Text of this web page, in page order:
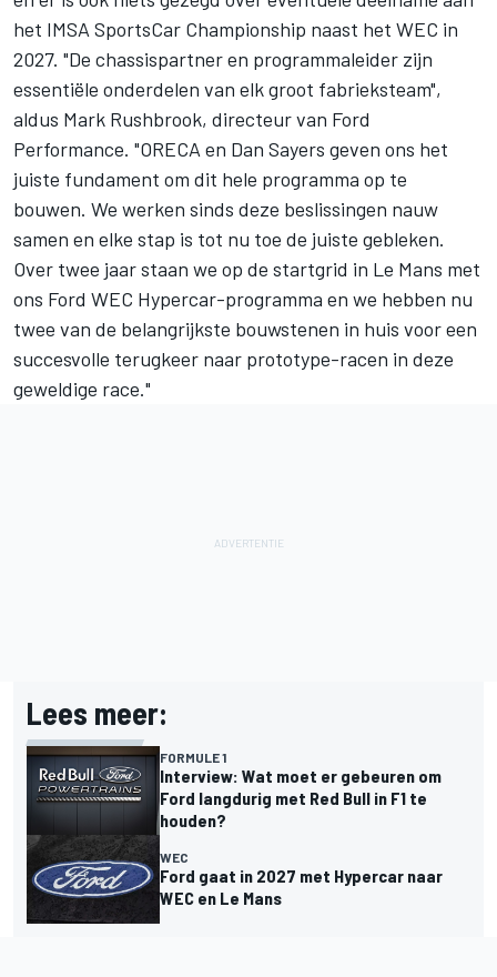
het IMSA SportsCar Championship naast het WEC in
2027. "De chassispartner en programmaleider zijn
essentiële onderdelen van elk groot fabrieksteam",
aldus Mark Rushbrook, directeur van Ford
Performance. "ORECA en Dan Sayers geven ons het
juiste fundament om dit hele programma op te
bouwen. We werken sinds deze beslissingen nauw
samen en elke stap is tot nu toe de juiste gebleken.
Over twee jaar staan we op de startgrid in Le Mans met
ons Ford WEC Hypercar-programma en we hebben nu
twee van de belangrijkste bouwstenen in huis voor een
succesvolle terugkeer naar prototype-racen in deze
geweldige race."
Lees meer:
FORMULE 1
Interview: Wat moet er gebeuren om
Ford langdurig met Red Bull in F1 te
houden?
WEC
Ford gaat in 2027 met Hypercar naar
WEC en Le Mans